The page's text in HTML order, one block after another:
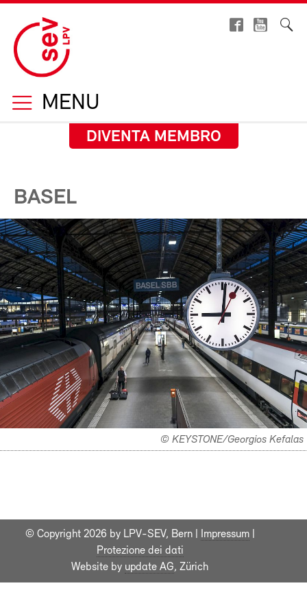
MENU
DIVENTA MEMBRO
BASEL
© KEYSTONE/Georgios Kefalas
© Copyright 2026 by LPV-SEV, Bern | Impressum|
Protezione dei dati
Website by update AG, Zürich